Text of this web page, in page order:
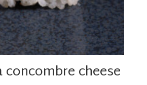
cheese